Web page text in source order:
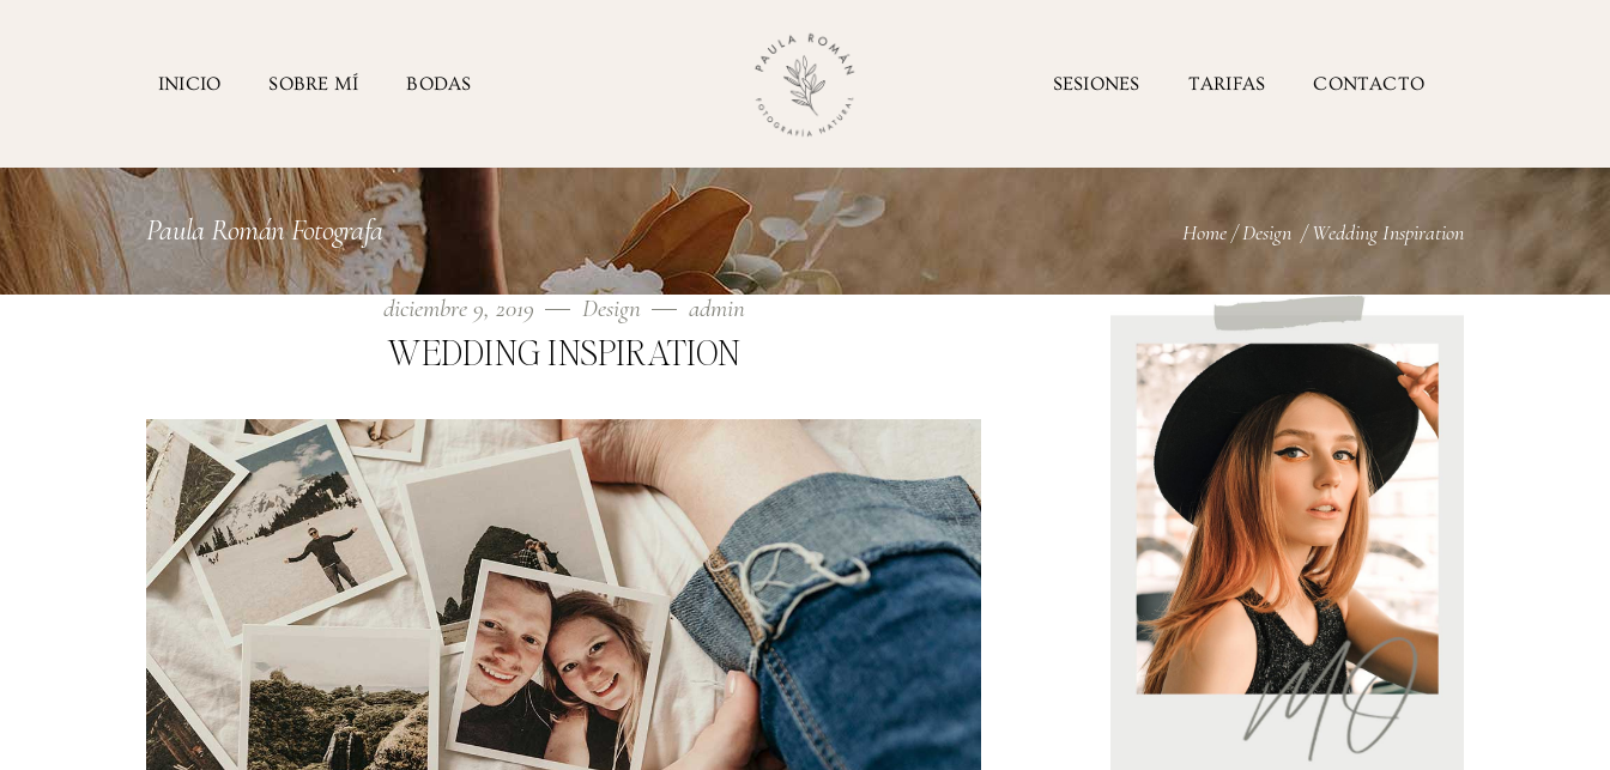
INICIO SOBRE MÍ BODAS SESIONES TARIFAS CONTACTO
Paula Román Fotografa Home/Design /Wedding Inspiration
diciembre 9, 2019 Design admin
WEDDING INSPIRATION